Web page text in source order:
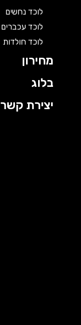
לוכד נחשים
לוכד עכברים
לוכד חולדות
מחירון
בלוג
יצירת קשר